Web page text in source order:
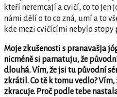
kteří neremcají a cvičí, co to jen
námi dělí o to co zná, umí a to
kde mezi cvičícími nebylo stopy
Moje zkušenosti s pranavašja
nicméně si pamatuju, že
dlouhá. Vím, že jsi tu původní
zkrátil. Co tě k tomu vedlo?
zkracuje. Proč podle tebe